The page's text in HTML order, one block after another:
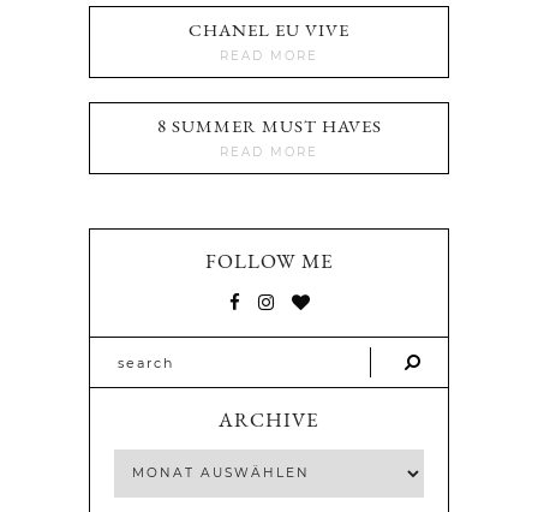
CHANEL EU VIVE
READ MORE
8 SUMMER MUST HAVES
READ MORE
FOLLOW ME
ARCHIVE